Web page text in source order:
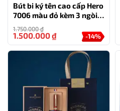
Bút bi ký tên cao cấp Hero
7006 màu đỏ kèm 3 ngòi,
hộp và túi hãng
1.750.000₫
-14%
1.500.000₫